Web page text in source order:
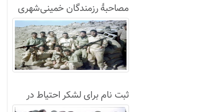
مصاحبۀ رزمندگان خمینی‌شهری
لشکر8 در سال63+فیلم
ثبت نام برای لشکر احتیاط در